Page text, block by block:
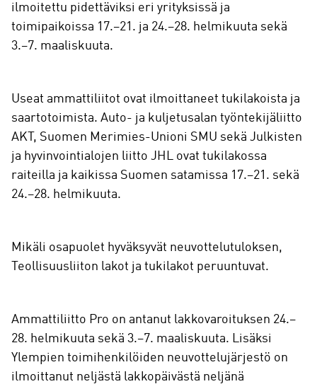
ilmoitettu pidettäviksi eri yrityksissä ja
toimipaikoissa 17.–21. ja 24.–28. helmikuuta sekä
3.–7. maaliskuuta.
Useat ammattiliitot ovat ilmoittaneet tukilakoista ja
saartotoimista. Auto- ja kuljetusalan työntekijäliitto
AKT, Suomen Merimies-Unioni SMU sekä Julkisten
ja hyvinvointialojen liitto JHL ovat tukilakossa
raiteilla ja kaikissa Suomen satamissa 17.–21. sekä
24.–28. helmikuuta.
Mikäli osapuolet hyväksyvät neuvottelutuloksen,
Teollisuusliiton lakot ja tukilakot peruuntuvat.
Ammattiliitto Pro on antanut lakkovaroituksen 24.–
28. helmikuuta sekä 3.–7. maaliskuuta. Lisäksi
Ylempien toimihenkilöiden neuvottelujärjestö on
ilmoittanut neljästä lakkopäivästä neljänä